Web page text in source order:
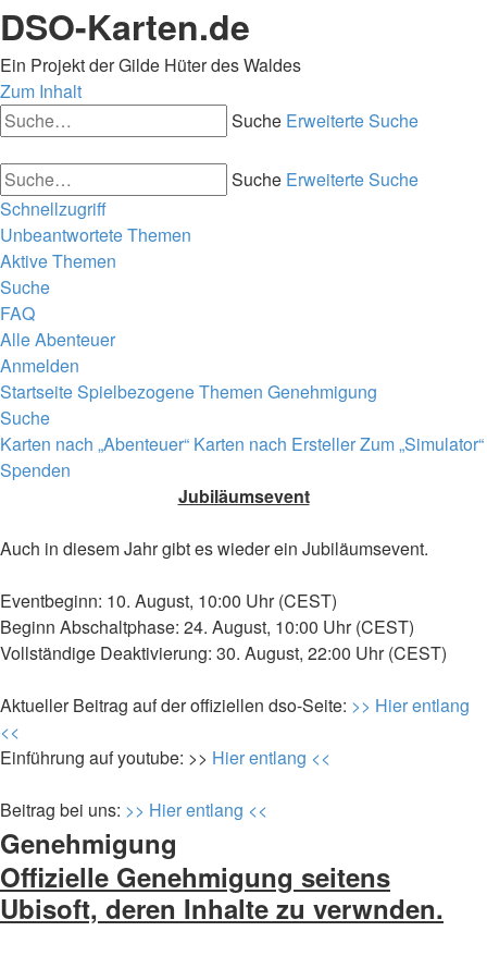
DSO-Karten.de
Ein Projekt der Gilde Hüter des Waldes
Zum Inhalt
Suche Erweiterte Suche
Suche Erweiterte Suche
Schnellzugriff
Unbeantwortete Themen
Aktive Themen
Suche
FAQ
Alle Abenteuer
Anmelden
StartseiteSpielbezogene Themen Genehmigung
Suche
Karten nach „Abenteuer“ Karten nach ErstellerZum „Simulator“
Spenden
Jubiläumsevent
Auch in diesem Jahr gibt es wieder ein Jubiläumsevent.
Eventbeginn: 10. August, 10:00 Uhr (CEST)
Beginn Abschaltphase: 24. August, 10:00 Uhr (CEST)
Vollständige Deaktivierung: 30. August, 22:00 Uhr (CEST)
Aktueller Beitrag auf der offiziellen dso-Seite: >> Hier entlang
<<
Einführung auf youtube: >> Hier entlang <<
Beitrag bei uns: >> Hier entlang <<
Genehmigung
Offizielle Genehmigung seitens
Ubisoft, deren Inhalte zu verwnden.